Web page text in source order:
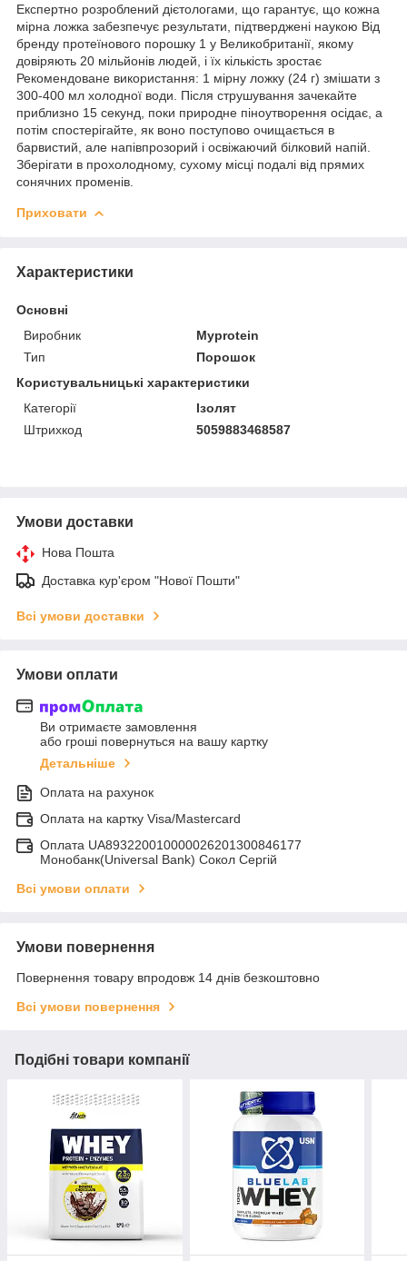
Експертно розроблений дієтологами, що гарантує, що кожна
мірна ложка забезпечує результати, підтверджені наукою Від
бренду протеїнового порошку 1 у Великобританії, якому
довіряють 20 мільйонів людей, і їх кількість зростає
Рекомендоване використання: 1 мірну ложку (24 г) змішати з
300-400 мл холодної води. Після струшування зачекайте
приблизно 15 секунд, поки природне піноутворення осідає, а
потім спостерігайте, як воно поступово очищається в
барвистий, але напівпрозорий і освіжаючий білковий напій.
Зберігати в прохолодному, сухому місці подалі від прямих
сонячних променів.
Приховати
Характеристики
Основні
Виробник
Myprotein
Тип
Порошок
Користувальницькі характеристики
Категорії
Ізолят
Штрихкод
5059883468587
Умови доставки
Нова Пошта
Доставка кур'єром "Нової Пошти"
Всі умови доставки
Умови оплати
Ви отримаєте замовлення
або гроші повернуться на вашу картку
Детальніше
Оплата на рахунок
Оплата на картку Visa/Mastercard
Оплата UA893220010000026201300846177
Монобанк(Universal Bank) Сокол Сергій
Всі умови оплати
Умови повернення
Повернення товару впродовж 14 днів безкоштовно
Всі умови повернення
Подібні товари компанії